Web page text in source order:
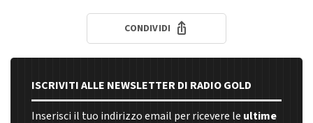
CONDIVIDI
ISCRIVITI ALLE NEWSLETTER DI RADIO GOLD
Inserisci il tuo indirizzo email per ricevere le ultime